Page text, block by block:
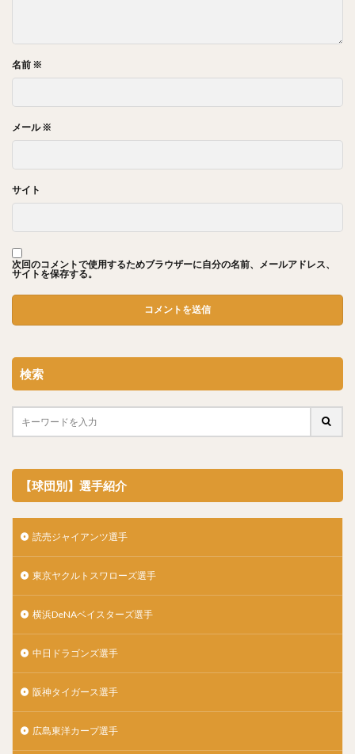
名前 ※
メール※
サイト
次回のコメントで使用するためブラウザーに自分の名前、メールアドレス、
サイトを保存する。
検索
【球団別】選手紹介
読売ジャイアンツ選手
東京ヤクルトスワローズ選手
横浜DeNAベイスターズ選手
中日ドラゴンズ選手
阪神タイガース選手
広島東洋カープ選手